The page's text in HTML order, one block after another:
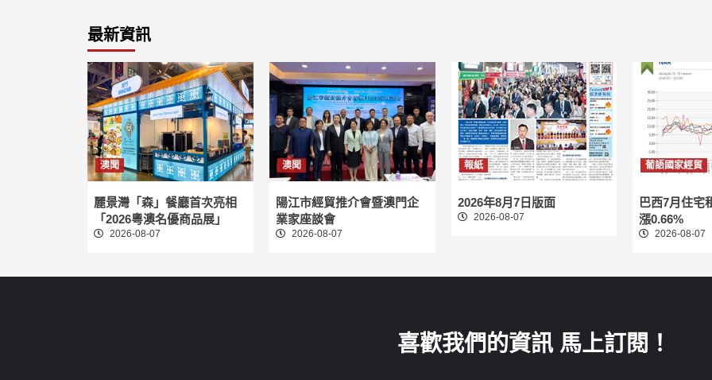
最新資訊
澳聞
麗景灣「森」餐廳首次亮相
「2026粵澳名優商品展」
2026-08-07
澳聞
陽江市經貿推介會暨澳門企
業家座談會
2026-08-07
報紙
2026年8月7日版面
2026-08-07
葡語國家經貿
巴西7月住宅
漲0.66%
2026-08-07
喜歡我們的資訊 馬上訂閱！